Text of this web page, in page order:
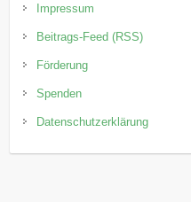
Impressum
Beitrags-Feed (RSS)
Förderung
Spenden
Datenschutzerklärung